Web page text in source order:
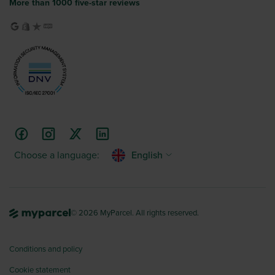
More than 1000 five-star reviews
Choose a language: English
© 2026 MyParcel. All rights reserved.
Conditions and policy
Cookie statement